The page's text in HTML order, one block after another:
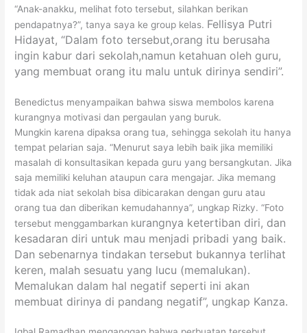
“Anak-anakku, melihat foto tersebut, silahkan berikan
pendapatnya?”, tanya saya ke group kelas. Fellisya Putri
Hidayat, “Dalam foto tersebut,orang itu berusaha
ingin kabur dari sekolah,namun ketahuan oleh guru,
yang membuat orang itu malu untuk dirinya sendiri”.
Benedictus menyampaikan bahwa siswa membolos karena
kurangnya motivasi dan pergaulan yang buruk.
Mungkin karena dipaksa orang tua, sehingga sekolah itu hanya
tempat pelarian saja. “Menurut saya lebih baik jika memiliki
masalah di konsultasikan kepada guru yang bersangkutan. Jika
saja memiliki keluhan ataupun cara mengajar. Jika memang
tidak ada niat sekolah bisa dibicarakan dengan guru atau
orang tua dan diberikan kemudahannya”, ungkap Rizky. “Foto
tersebut menggambarkan kurangnya ketertiban diri, dan
kesadaran diri untuk mau menjadi pribadi yang baik.
Dan sebenarnya tindakan tersebut bukannya terlihat
keren, malah sesuatu yang lucu (memalukan).
Memalukan dalam hal negatif seperti ini akan
membuat dirinya di pandang negatif”, ungkap Kanza.